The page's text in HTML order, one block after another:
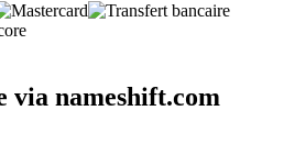
via nameshift.com